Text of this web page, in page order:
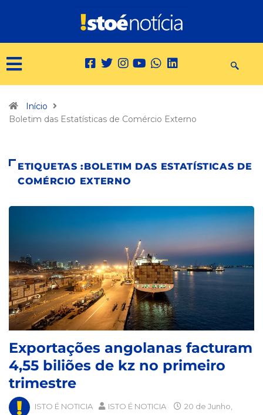
Início
Boletim das Estatísticas de Comércio Externo
ETIQUETAS :BOLETIM DAS ESTATÍSTICAS DE
COMÉRCIO EXTERNO
Exportações angolanas facturam
4,55 biliões de kz no primeiro
trimestre
ISTO É NOTICIA ISTO É NOTICIA
20 de Junho,